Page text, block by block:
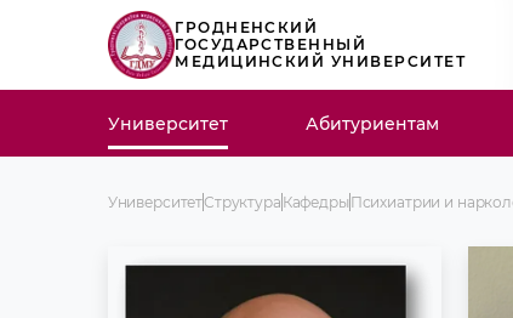
ГРОДНЕНСКИЙ
ГОСУДАРСТВЕННЫЙ
МЕДИЦИНСКИЙ УНИВЕРСИТЕТ
Университет Абитуриентам
УниверситетСтруктура Кафедры Психиатрии и